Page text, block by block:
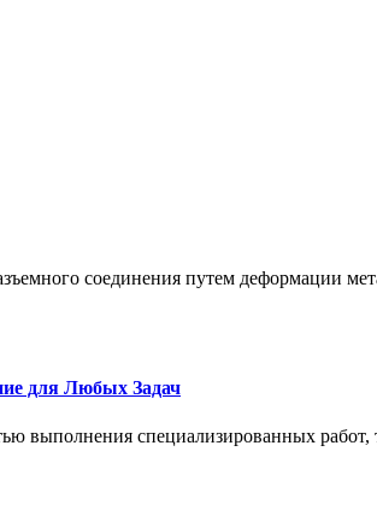
соединения путем деформации
для Любых Задач
выполнения специализированных